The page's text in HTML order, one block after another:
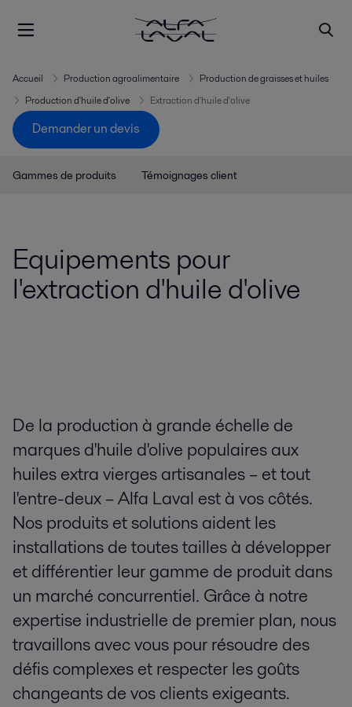
Accueil Production agroalimentaire
Production de graisses et huiles
Production d'huile d'olive
Extraction d'huile d'olive
Demander un devis
Gammes de produits Témoignages client
Equipements pour
l'extraction d'huile d'olive
De la production à grande échelle de
marques d'huile d'olive populaires aux
huiles extra vierges artisanales – et tout
l'entre-deux – Alfa Laval est à vos côtés.
Nos produits et solutions aident les
installations de toutes tailles à développer
et différentier leur gamme de produit dans
un marché concurrentiel. Grâce à notre
expertise industrielle de premier plan, nous
travaillons avec vous pour résoudre des
défis complexes et respecter les goûts
changeants de vos clients exigeants.